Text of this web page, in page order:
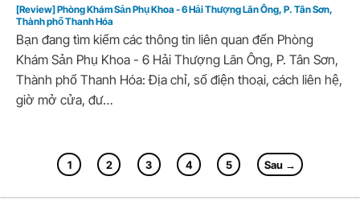
[Review] Phòng Khám Sản Phụ Khoa - 6 Hải Thượng Lãn Ông, P. Tân Sơn,
Thành phố Thanh Hóa
Bạn đang tìm kiếm các thông tin liên quan đến Phòng
Khám Sản Phụ Khoa - 6 Hải Thượng Lãn Ông, P. Tân Sơn,
Thành phố Thanh Hóa: Địa chỉ, số điện thoại, cách liên hệ,
giờ mở cửa, đư…
1 2 3 4 5 Sau →